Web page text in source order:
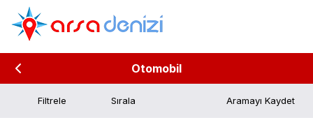
Otomobil
Filtrele Aramayı Kaydet